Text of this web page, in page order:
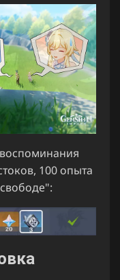
100 опыта